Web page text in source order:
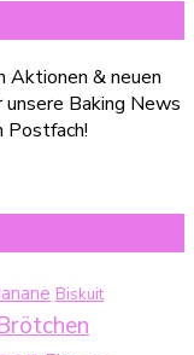
Aktionen & neuen
Baking News
Postfach!
Biskuit